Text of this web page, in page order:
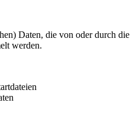
Daten, die von oder durch die
werden.